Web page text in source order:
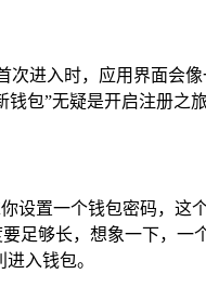
次进入时，应用界面会
包”无疑是开启注册之
设置一个钱包密码，
足够长，想象一下，
入钱包。